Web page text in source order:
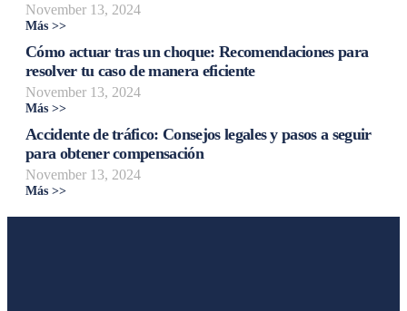
November 13, 2024
Más >>
Cómo actuar tras un choque: Recomendaciones para
resolver tu caso de manera eficiente
November 13, 2024
Más >>
Accidente de tráfico: Consejos legales y pasos a seguir
para obtener compensación
November 13, 2024
Más >>